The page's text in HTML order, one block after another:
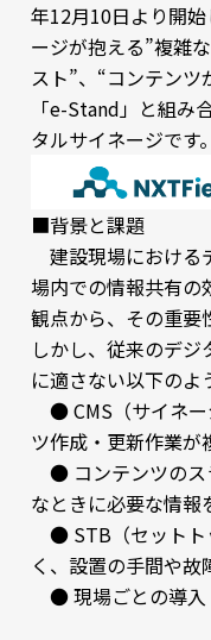
年12月10日より開
ージが抱える”複雑
スト”、“コンテン
「e-Stand」と組み
タルサイネージです。
■背景と課題
建設現場における
場内での情報共有の
観点から、その重要
しかし、従来のデ
に適さない以下のよ
● CMS（サイネー
ツ作成・更新作業が
● コンテンツのス
なときに必要な情報
● STB（セットト
く、設置の手間や故
● 現場ごとの導入